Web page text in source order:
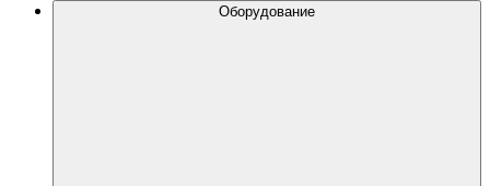
Оборудование